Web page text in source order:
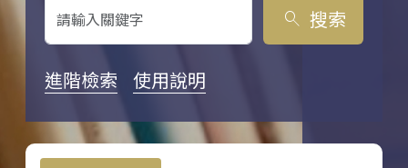
search 搜索
進階檢索 使用說明